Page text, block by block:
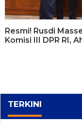
Resmi! Rusdi
Komisi III DPR RI,
TERKINI